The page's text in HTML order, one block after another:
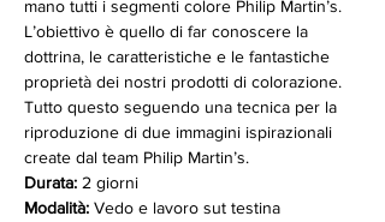
mano tutti i segmenti colore Philip Martin’s.
L’obiettivo è quello di far conoscere la
dottrina, le caratteristiche e le fantastiche
proprietà dei nostri prodotti di colorazione.
Tutto questo seguendo una tecnica per la
riproduzione di due immagini ispirazionali
create dal team Philip Martin’s.
Durata: 2 giorni
Modalità: Vedo e lavoro sut testina